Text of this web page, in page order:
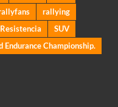
rallying
Resistencia
SUV
Endurance Championship.